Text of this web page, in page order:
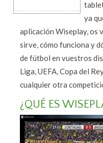
ya
aplicación Wiseplay, os
sirve, cómo funciona y
de fútbol en vuestros
Liga, UEFA, Copa del
cualquier otra
¿QUÉ ES